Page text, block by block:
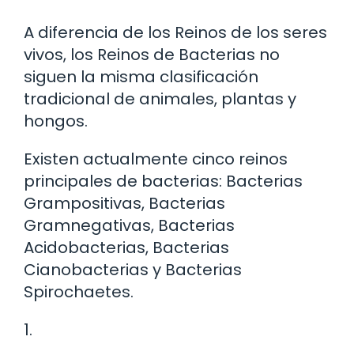
A diferencia de los Reinos de los seres
vivos, los Reinos de Bacterias no
siguen la misma clasificación
tradicional de animales, plantas y
hongos.
Existen actualmente cinco reinos
principales de bacterias: Bacterias
Grampositivas, Bacterias
Gramnegativas, Bacterias
Acidobacterias, Bacterias
Cianobacterias y Bacterias
Spirochaetes.
1.